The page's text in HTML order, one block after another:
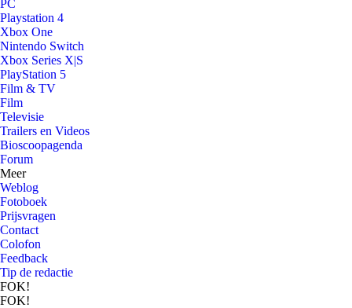
PC
Playstation 4
Xbox One
Nintendo Switch
Xbox Series X|S
PlayStation 5
Film & TV
Film
Televisie
Trailers en Videos
Bioscoopagenda
Forum
Meer
Weblog
Fotoboek
Prijsvragen
Contact
Colofon
Feedback
Tip de redactie
FOK!
FOK!